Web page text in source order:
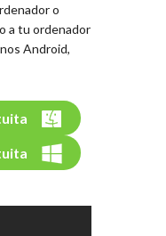
o
a tu ordenador
Android,